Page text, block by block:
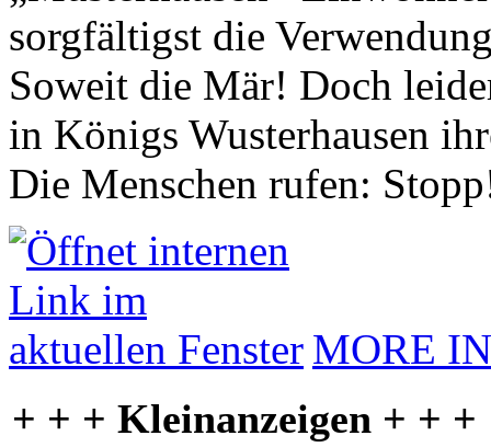
sorgfältigst die
Soweit die Mär! Doch
in Königs Wusterhausen
Die Menschen rufen:
MORE
+ + + Kleinanzeigen + + +